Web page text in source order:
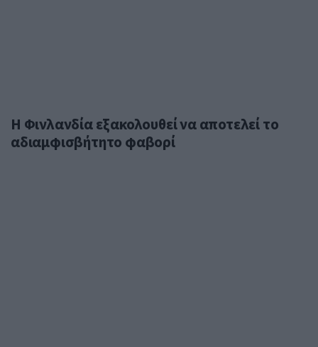
Η Φινλανδία εξακολουθεί να αποτελεί το
αδιαμφισβήτητο φαβορί